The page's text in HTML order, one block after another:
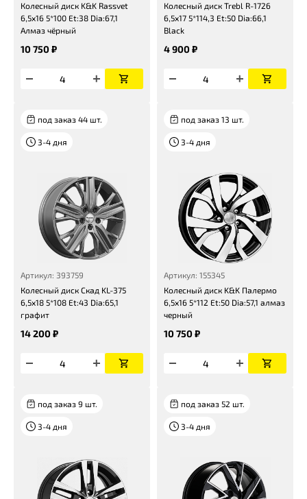
Колесный диск K&K Rassvet
6,5x16 5*100 Et:38 Dia:67,1
Алмаз чёрный
10 750 ₽
Колесный диск Trebl R-1726
6,5x17 5*114,3 Et:50 Dia:66,1
Black
4 900 ₽
под заказ 44 шт.
3-4 дня
Артикул: 393759
Колесный диск Скад KL-375
6,5x18 5*108 Et:43 Dia:65,1
графит
14 200 ₽
под заказ 13 шт.
3-4 дня
Артикул: 155345
Колесный диск K&K Палермо
6,5x16 5*112 Et:50 Dia:57,1 алмаз
черный
10 750 ₽
под заказ 9 шт.
3-4 дня
под заказ 52 шт.
3-4 дня